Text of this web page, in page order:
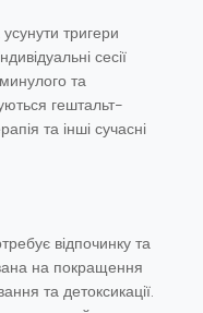
тригери
сесії
та
гештальт-
та інші сучасні
відпочинку та
на покращення
та детоксикації.